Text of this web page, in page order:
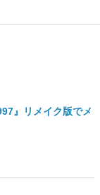
』リメイク版でメ